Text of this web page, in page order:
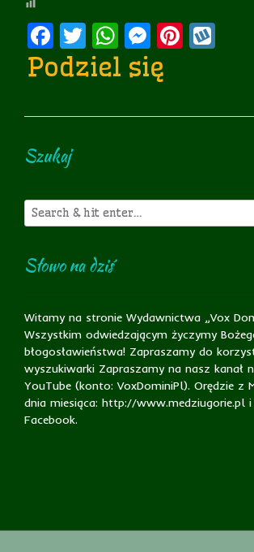
Facebook
Twitter
WhatsApp
Podziel się
Szukaj
Słowo na dziś
Witamy na stronie Wydawnictwa „Vox
Wszystkim odwiedzającym życzymy
błogosławieństwa! Zapraszamy do
wyszukiwarki Zapraszamy na nasz kanał
YouTube (konto: VoxDominiPl). Orędzie z
dnia miesiąca: http://www.medziugorie.pl
Facebook.